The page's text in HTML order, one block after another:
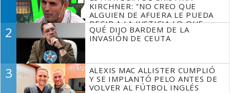
KIRCHNER: "NO CREO QUE
ALGUIEN DE AFUERA LE PUEDA
DECIR A LA JUSTICIA LO QUE
TIENE QUE HACER"
2
QUÉ DIJO BARDEM DE LA
INVASIÓN DE CEUTA
3
ALEXIS MAC ALLISTER CUMPLIÓ
Y SE IMPLANTÓ PELO ANTES DE
VOLVER AL FÚTBOL INGLÉS